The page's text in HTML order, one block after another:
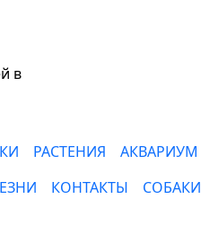
в
РАСТЕНИЯ АКВАРИУМ
КОНТАКТЫ СОБАКИ